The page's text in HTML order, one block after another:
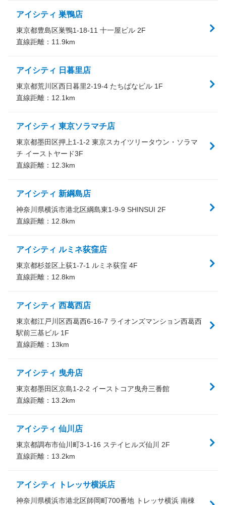
アイシティ 巣鴨店
東京都豊島区巣鴨1-18-11 十一屋ビル 2F
直線距離： 11.9km
アイシティ 日暮里店
東京都荒川区西日暮里2-19-4 たちばなビル 1F
直線距離： 12.1 km
アイシティ 東京ソラマチ店
東京都墨田区押上1-1-2 東京スカイツリータウン・ソラマ
チ イーストヤード3F
直線距離： 12.3km
アイシティ 新綱島店
神奈川県横浜市港北区綱島東1-9-9 SHINSUI 2F
直線距離： 12.8km
アイシティ ルミネ荻窪店
東京都杉並区上荻1-7-1 ルミネ荻窪 4F
直線距離： 12.8km
アイシティ 西葛西店
東京都江戸川区西葛西6-16-7 ライオンズマンション西葛西
駅前三基ビル 1F
直線距離： 13km
アイシティ 曳舟店
東京都墨田区京島1-2-2 イーストコア曳舟三番館
直線距離： 13.2km
アイシティ 仙川店
東京都調布市仙川町3-1-16 ステイヒルズ仙川 2F
直線距離： 13.2km
アイシティ トレッサ横浜店
神奈川県横浜市港北区師岡町700番地 トレッサ横浜 南棟